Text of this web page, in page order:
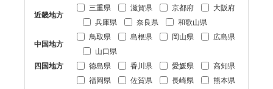
近畿地方
三重県 滋賀県 京都府
大阪府
兵庫県
奈良県 和歌山県
中国地方
鳥取県 島根県 岡山県
広島県
山口県
四国地方
徳島県 香川県 愛媛県 高知県
福岡県 佐賀県 長崎県
熊本県